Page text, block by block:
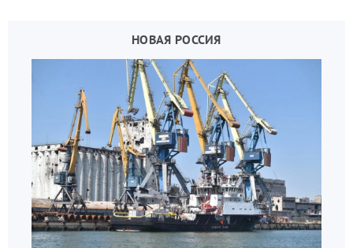
НОВАЯ РОССИЯ